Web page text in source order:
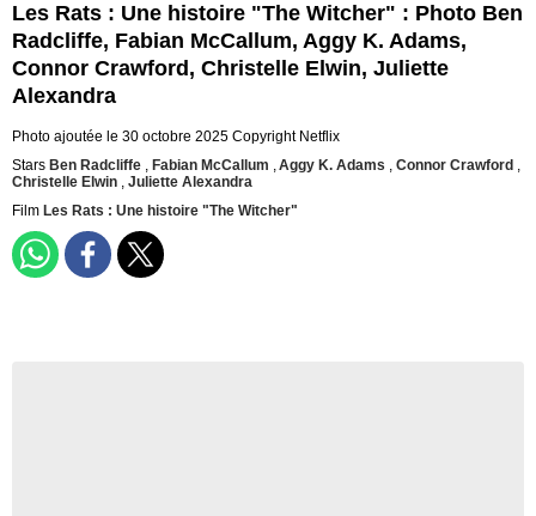
Les Rats : Une histoire "The Witcher" : Photo Ben
Radcliffe, Fabian McCallum, Aggy K. Adams,
Connor Crawford, Christelle Elwin, Juliette
Alexandra
Photo ajoutée le 30 octobre 2025 Copyright Netflix
Stars Ben Radcliffe , Fabian McCallum ,Aggy K. Adams , Connor Crawford ,
Christelle Elwin , Juliette Alexandra
Film Les Rats : Une histoire "The Witcher"